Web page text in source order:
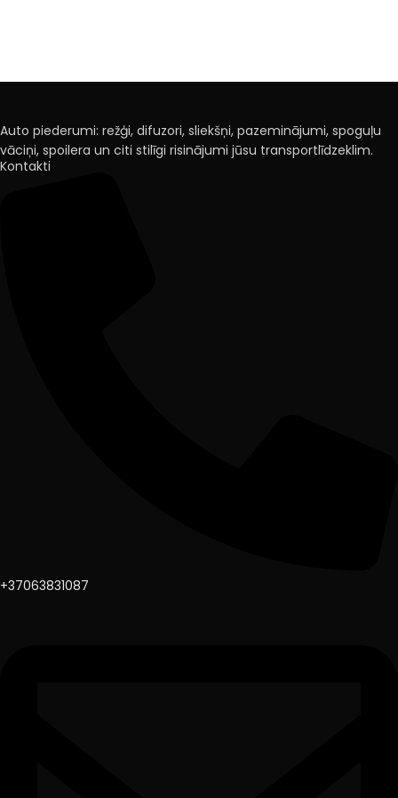
Auto piederumi: režģi, difuzori, sliekšņi, pazeminājumi, spoguļu
vāciņi, spoilera un citi stilīgi risinājumi jūsu transportlīdzeklim.
Kontakti
+37063831087